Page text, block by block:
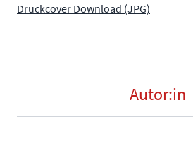
Druckcover Download (JPG)
Autor:in